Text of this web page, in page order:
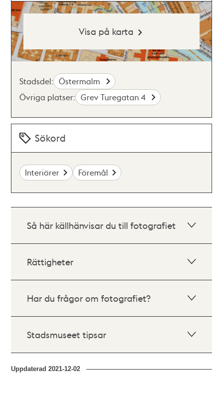
Visa på karta
Stadsdel: Östermalm
Övriga platser: Grev Turegatan 4
Sökord
Interiörer Föremål
Så här källhänvisar du till fotografiet
Rättigheter
Har du frågor om fotografiet?
Stadsmuseet tipsar
Uppdaterad2021-12-02